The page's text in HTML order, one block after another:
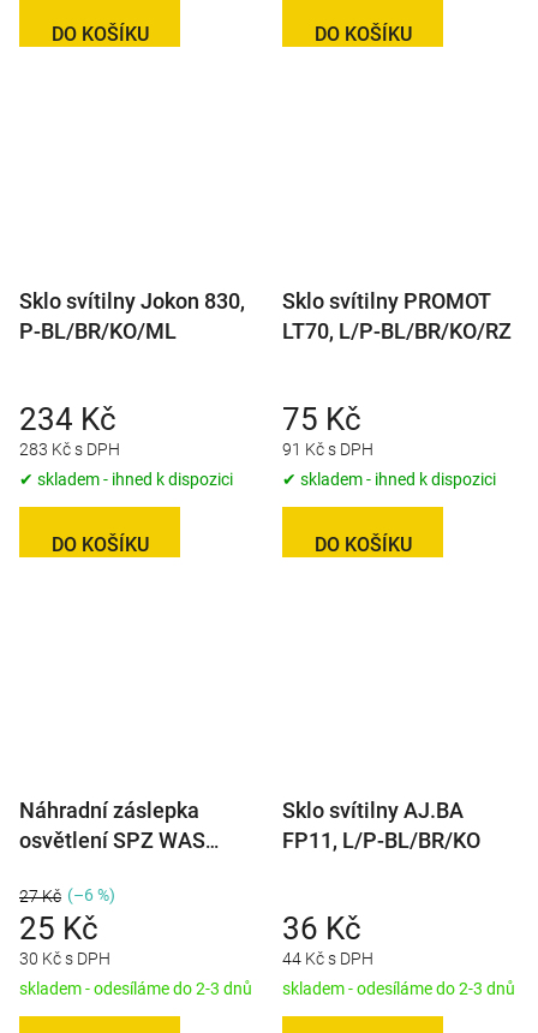
DO KOŠÍKU DO KOŠÍKU
Sklo svítilny Jokon 830,
P-BL/BR/KO/ML
283 Kč s DPH
234 Kč
✔ skladem - ihned k dispozici
DO KOŠÍKU
Sklo svítilny PROMOT
LT70, L/P-BL/BR/KO/RZ
91 Kč s DPH
75 Kč
✔ skladem - ihned k dispozici
DO KOŠÍKU
Náhradní záslepka
osvětlení SPZ WAS
30 Kč s DPH
25 Kč
27 Kč (–6 %)
skladem - odesíláme do 2-3 dnů
Sklo svítilny AJ.BA
FP11, L/P-BL/BR/KO
44 Kč s DPH
36 Kč
skladem - odesíláme do 2-3 dnů